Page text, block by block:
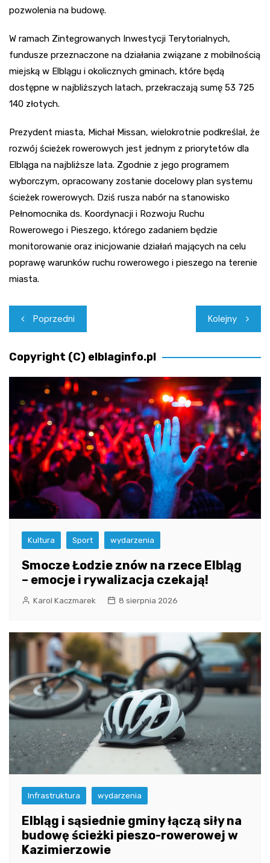
pozwolenia na budowę.
W ramach Zintegrowanych Inwestycji Terytorialnych,
fundusze przeznaczone na działania związane z mobilnością
miejską w Elblągu i okolicznych gminach, które będą
dostępne w najbliższych latach, przekraczają sumę 53 725
140 złotych.
Prezydent miasta, Michał Missan, wielokrotnie podkreślał, że
rozwój ścieżek rowerowych jest jednym z priorytetów dla
Elbląga na najbliższe lata. Zgodnie z jego programem
wyborczym, opracowany zostanie docelowy plan systemu
ścieżek rowerowych. Dziś rusza nabór na stanowisko
Pełnomocnika ds. Koordynacji i Rozwoju Ruchu
Rowerowego i Pieszego, którego zadaniem będzie
monitorowanie oraz inicjowanie działań mających na celu
poprawę warunków ruchu rowerowego i pieszego na terenie
miasta.
Nawigacja
wpisu
Poprzedni Kolejny
Copyright (C) elblaginfo.pl
Kultura Sport wydarzenia
Smocze Łodzie znów na rzece Elbląg
– emocje i rywalizacja czekają!
Karol Kaczmarek 8 sierpnia 2026
Infrastruktura wydarzenia
Elbląg i sąsiednie gminy łączą siły na
budowę ścieżki pieszo-rowerowej w
Kazimierzowie